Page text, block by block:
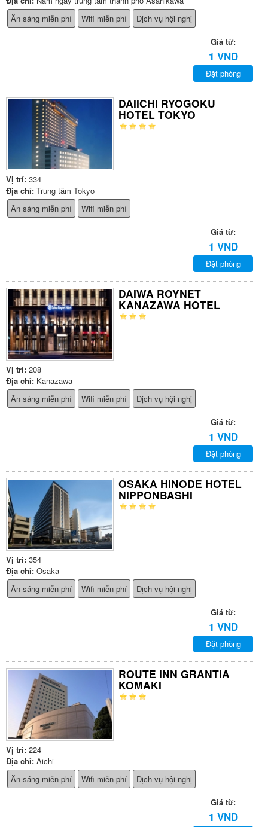
Ăn sáng miễn phí
Wifi miễn phí Dịch vụ hội nghị
Giá từ:
1 VND
Đặt phòng
DAIICHI RYOGOKU
HOTEL TOKYO
Vị trí: 334
Địa chỉ: Trung tâm Tokyo
Ăn sáng miễn phí
Wifi miễn phí
Giá từ:
1 VND
Đặt phòng
DAIWA ROYNET
KANAZAWA HOTEL
Vị trí: 208
Địa chỉ: Kanazawa
Ăn sáng miễn phí
Wifi miễn phí Dịch vụ hội nghị
Giá từ:
1 VND
Đặt phòng
OSAKA HINODE HOTEL
NIPPONBASHI
Vị trí: 354
Địa chỉ: Osaka
Ăn sáng miễn phí
Wifi miễn phí Dịch vụ hội nghị
Giá từ:
1 VND
Đặt phòng
ROUTE INN GRANTIA
KOMAKI
Vị trí: 224
Địa chỉ: Aichi
Ăn sáng miễn phí
Wifi miễn phí Dịch vụ hội nghị
Giá từ:
1 VND